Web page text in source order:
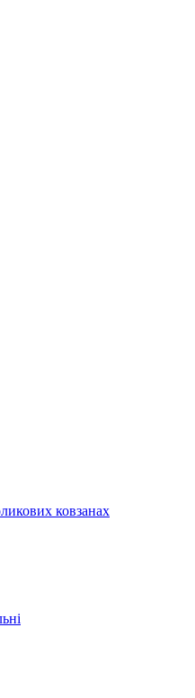
ковзанах